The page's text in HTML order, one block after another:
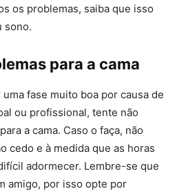
os problemas, saiba que isso
sono.
para a cama
fase muito boa por causa de
ou profissional, tente não
a cama. Caso o faça, não
cedo e à medida que as horas
adormecer. Lembre-se que
amigo, por isso opte por